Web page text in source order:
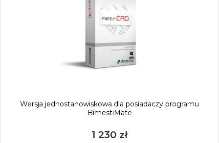
Wersja jednostanowiskowa dla posiadaczy programu
BimestiMate
1 230 zł